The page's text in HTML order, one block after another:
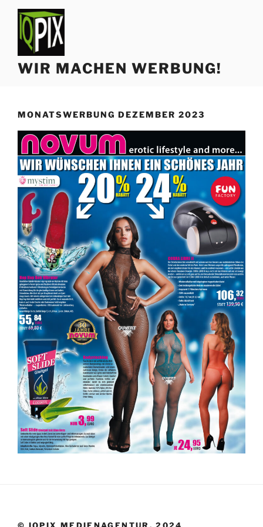
Zum
Inhalt
springen
WIR MACHEN WERBUNG!
MONATSWERBUNG DEZEMBER 2023
© IQPIX MEDIENAGENTUR. 2024